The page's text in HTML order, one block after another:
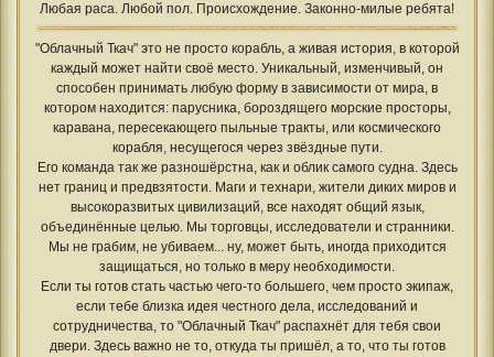
Любая раса. Любой пол. Происхождение. Законно-милые ребята!
"Облачный Ткач" это не просто корабль, а живая история, в которой
каждый может найти своё место. Уникальный, изменчивый, он
способен принимать любую форму в зависимости от мира, в
котором находится: парусника, бороздящего морские просторы,
каравана, пересекающего пыльные тракты, или космического
корабля, несущегося через звёздные пути.
Его команда так же разношёрстна, как и облик самого судна. Здесь
нет границ и предвзятости. Маги и технари, жители диких миров и
высокоразвитых цивилизаций, все находят общий язык,
объединённые целью. Мы торговцы, исследователи и странники.
Мы не грабим, не убиваем... ну, может быть, иногда приходится
защищаться, но только в меру необходимости.
Если ты готов стать частью чего-то большего, чем просто экипаж,
если тебе близка идея честного дела, исследований и
сотрудничества, то "Облачный Ткач" распахнёт для тебя свои
двери. Здесь важно не то, откуда ты пришёл, а то, что ты готов